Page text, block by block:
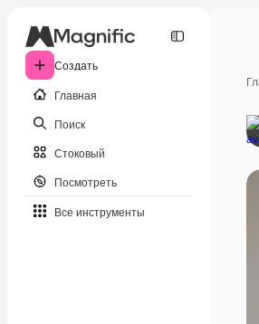
Создать
Главная
Поиск
Стоковый
Посмотреть
Все инструменты